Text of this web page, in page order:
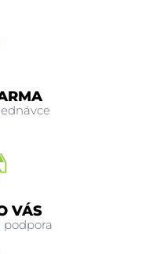
VÁS
podpora